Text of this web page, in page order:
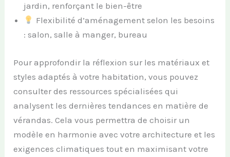
jardin, renforçant le bien-être
Flexibilité d’aménagement selon les besoins
: salon, salle à manger, bureau
Pour approfondir la réflexion sur les matériaux et
styles adaptés à votre habitation, vous pouvez
consulter des ressources spécialisées qui
analysent les dernières tendances en matière de
vérandas. Cela vous permettra de choisir un
modèle en harmonie avec votre architecture et les
exigences climatiques tout en maximisant votre